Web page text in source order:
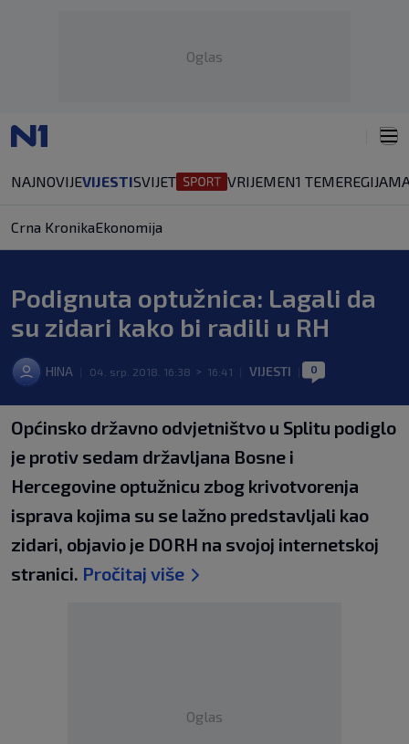
Oglas
NAJNOVIJEVIJESTISVIJET VRIJEMEN1 TEMEREGIJA
Crna KronikaEkonomija
Podignuta optužnica: Lagali da
su zidari kako bi radili u RH
HINA 04. srp. 2018. 16:38 > 16:41 VIJESTI 0
Općinsko državno odvjetništvo u Splitu podiglo
je protiv sedam državljana Bosne i
Hercegovine optužnicu zbog krivotvorenja
isprava kojima su se lažno predstavljali kao
zidari, objavio je DORH na svojoj internetskoj
stranici. Pročitaj više
Oglas